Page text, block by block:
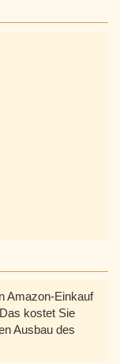
Amazon-Einkauf
kostet Sie
Ausbau des